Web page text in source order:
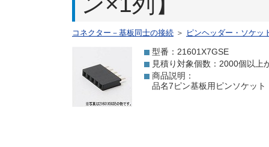
コネクター－基板同士の接続 ＞ ピンヘッダー・ソケッ
型番：21601X7GSE
見積り対象個数：2000個以上
商品説明：
品名7ピン基板用ピンソケッ